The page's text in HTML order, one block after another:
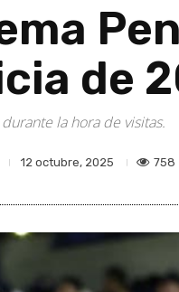
de
la hora de visitas.
12 octubre, 2025 758